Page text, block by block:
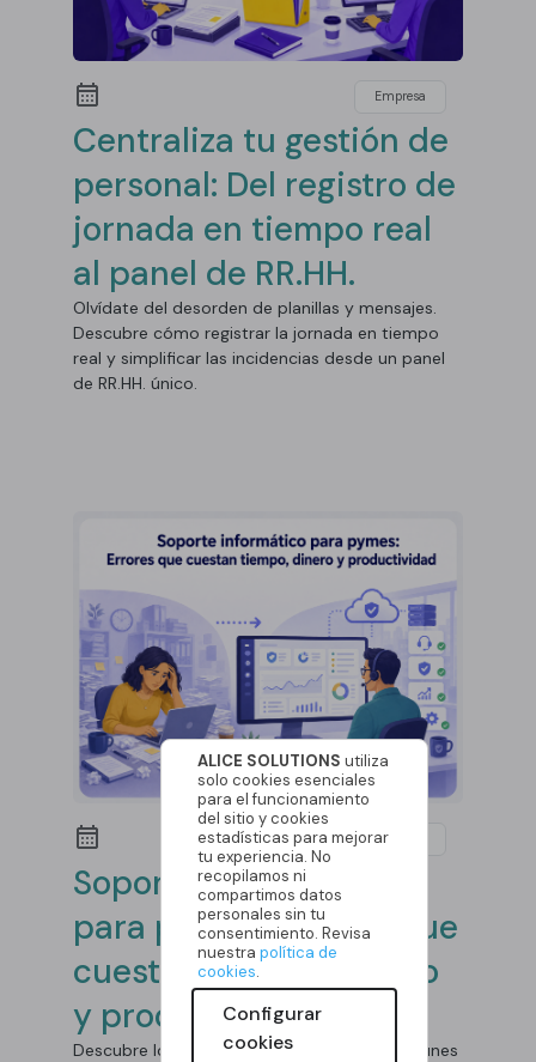
Empresa
Centraliza tu gestión de
personal: Del registro de
jornada en tiempo real
al panel de RR.HH.
Olvídate del desorden de planillas y mensajes.
Descubre cómo registrar la jornada en tiempo
real y simplificar las incidencias desde un panel
de RR.HH. único.
Empresa
Soporte informático
para pymes: errores que
cuestan tiempo, dinero
y productividad
Descubre los errores informáticos más comunes
ALICE SOLUTIONSutiliza
solo cookies esenciales
para el funcionamiento
del sitio y cookies
estadísticas para mejorar
tu experiencia. No
recopilamos ni
compartimos datos
personales sin tu
consentimiento. Revisa
nuestrapolítica de
cookies.
Configurar
cookies